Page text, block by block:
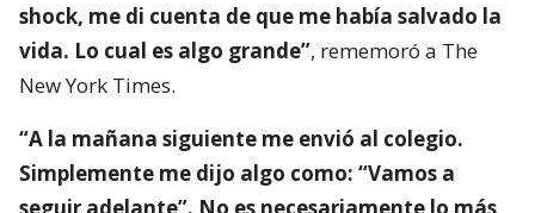
shock, me di cuenta de que me había salvado la
vida. Lo cual es algo grande”, rememoró a The
New York Times.
“A la mañana siguiente me envió al colegio.
Simplemente me dijo algo como: “Vamos a
seguir adelante”. No es necesariamente lo más